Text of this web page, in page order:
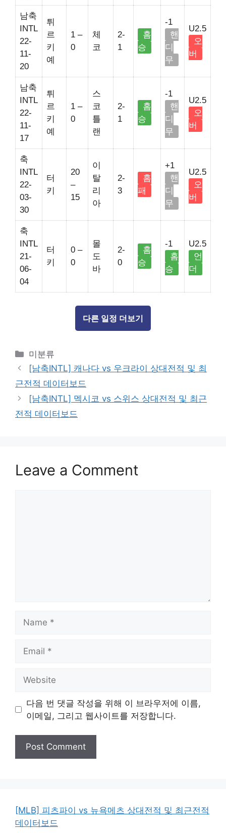
남축
INTL
22-
11-
20
튀
르
키
예
1 –
0
체
코
2-
1
홈
승
-1
핸
디
무
U2.5
오
버
남축
INTL
22-
11-
17
튀
르
키
예
1 –
0
스
코
틀
랜
2-
1
홈
승
-1
핸
디
무
U2.5
오
버
축
INTL
22-
03-
30
터
키
20
–
15
이
탈
리
아
2-
3
홈
패
+1
핸
디
무
U2.5
오
버
축
INTL
21-
06-
04
터
키
0 –
0
몰
도
바
2-
0
홈
승
-1
홈
승
U2.5
언
더
다른 일정 더보기
Categories
미분류
[남축INTL] 캐나다 vs 우크라이 상대전적 및 최
근전적 데이터보드
[남축INTL] 멕시코 vs 스위스 상대전적 및 최근
전적 데이터보드
Leave a Comment
다음 번 댓글 작성을 위해 이 브라우저에 이름,
이메일, 그리고 웹사이트를 저장합니다.
[MLB] 피츠파이 vs 뉴욕메츠 상대전적 및 최근전적
데이터보드